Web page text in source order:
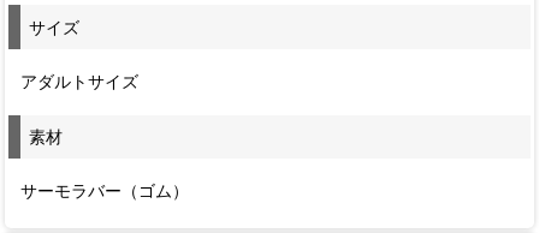
サイズ
アダルトサイズ
素材
サーモラバー（ゴム）